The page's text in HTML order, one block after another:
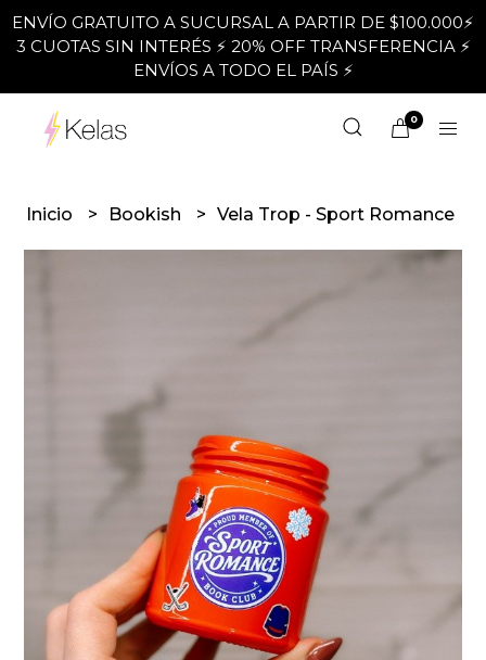
ENVÍO GRATUITO A SUCURSAL A PARTIR DE $100.000⚡
3 CUOTAS SIN INTERÉS ⚡ 20% OFF TRANSFERENCIA ⚡
ENVÍOS A TODO EL PAÍS ⚡
0
Inicio Bookish Vela Trop - Sport Romance